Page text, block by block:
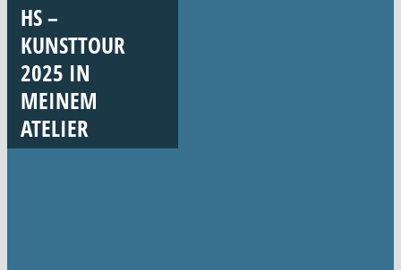
HS –
KUNSTTOUR
2025 IN
MEINEM
ATELIER